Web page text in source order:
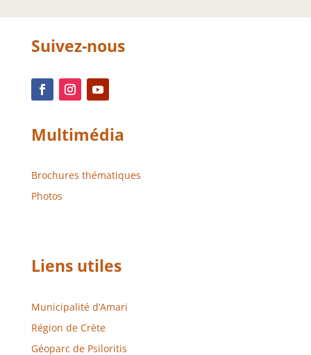
Suivez-nous
Multimédia
Brochures thématiques
Photos
Liens utiles
Municipalité d’Amari
Région de Crète
Géoparc de Psiloritis